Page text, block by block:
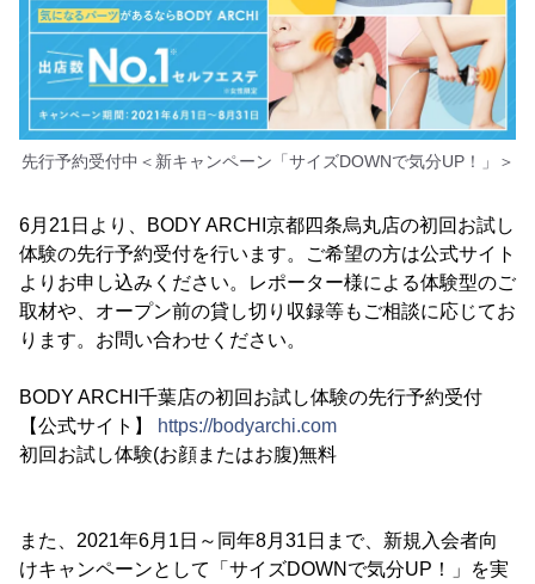
先行予約受付中＜新キャンペーン「サイズDOWNで気分UP！」＞
6月21日より、BODY ARCHI京都四条烏丸店の初回お試し
体験の先行予約受付を行います。ご希望の方は公式サイト
よりお申し込みください。レポーター様による体験型のご
取材や、オープン前の貸し切り収録等もご相談に応じてお
ります。お問い合わせください。
BODY ARCHI千葉店の初回お試し体験の先行予約受付
【公式サイト】
https://bodyarchi.com
初回お試し体験(お顔またはお腹)無料
また、2021年6月1日～同年8月31日まで、新規入会者向
けキャンペーンとして「サイズDOWNで気分UP！」を実